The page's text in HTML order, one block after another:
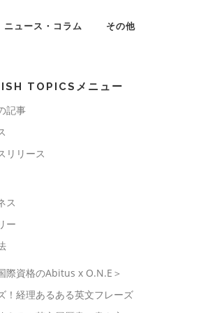
ニュース・コラム その他
TOPICSメニュー
記事
リリース
ス
ー
際資格のAbitus x O.N.E＞
！経理あるある英文フレーズ